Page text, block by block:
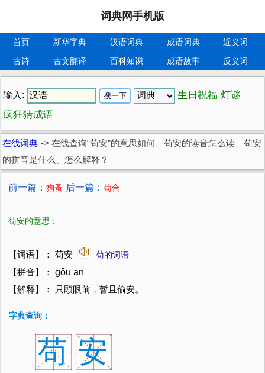
词典网手机版
首页 新华字典 汉语词典 成语词典
近义词
古诗
古文翻译 百科知识 成语故事 反义词
输入: 生日祝福 灯谜
疯狂猜成语
在线词典 -> 在线查询“苟安”的意思如何、苟安的读音怎么读、苟安
的拼音是什么、怎么解释？
前一篇： 狗蚤 后一篇： 苟合
苟安的意思：
【词语】： 苟安
苟的词语
【拼音】： gǒu ān
【解释】： 只顾眼前，暂且偷安。
字典查询：
苟 安